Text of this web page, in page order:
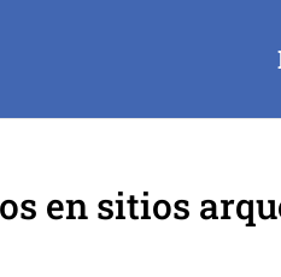
en sitios